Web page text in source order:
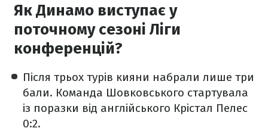
Як Динамо виступає у
поточному сезоні Ліги
конференцій?
Після трьох турів кияни набрали лише три
бали. Команда Шовковського стартувала
із поразки від англійського Крістал Пелес
0:2.